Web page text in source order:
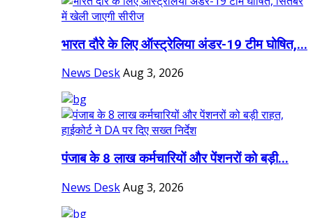
भारत दौरे के लिए ऑस्ट्रेलिया अंडर-19 टीम घोषित,...
News DeskAug 3, 2026
पंजाब के 8 लाख कर्मचारियों और पेंशनरों को बड़ी...
News DeskAug 3, 2026